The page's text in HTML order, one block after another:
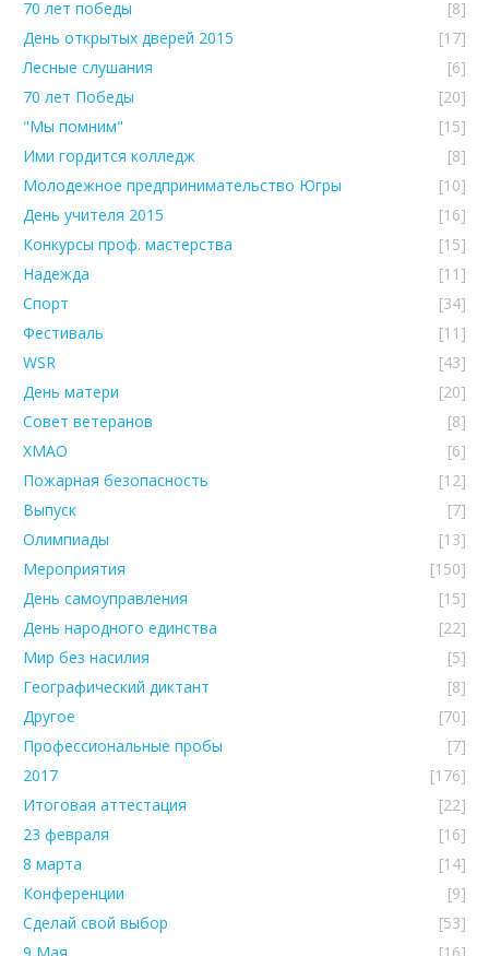
70 лет победы
[8]
День открытых дверей 2015
[17]
Лесные слушания
[6]
70 лет Победы
[20]
"Мы помним"
[15]
Ими гордится колледж
[8]
Молодежное предпринимательство Югры
[10]
День учителя 2015
[16]
Конкурсы проф. мастерства
[15]
Надежда
[11]
Спорт
[34]
Фестиваль
[11]
WSR
[43]
День матери
[20]
Совет ветеранов
[8]
ХМАО
[6]
Пожарная безопасность
[12]
Выпуск
[7]
Олимпиады
[13]
Мероприятия
[150]
День самоуправления
[15]
День народного единства
[22]
Мир без насилия
[5]
Географический диктант
[8]
Другое
[70]
Профессиональные пробы
[7]
2017
[176]
Итоговая аттестация
[22]
23 февраля
[16]
8 марта
[14]
Конференции
[9]
Сделай свой выбор
[53]